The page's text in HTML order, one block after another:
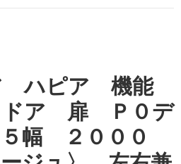
ハピア 機能
ドア 扉 Ｐ０デ
幅 ２０００